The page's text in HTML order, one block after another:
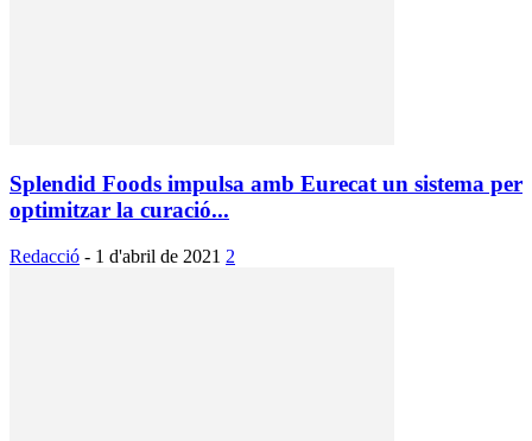
Splendid Foods impulsa amb Eurecat un sistema per
optimitzar la curació...
Redacció - 1 d'abril de 2021 2